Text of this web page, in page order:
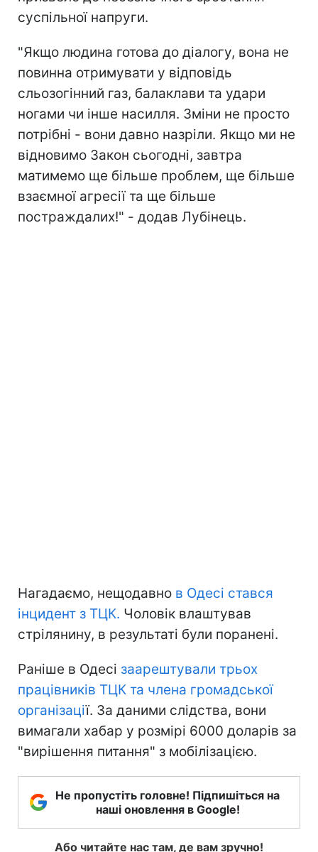
суспільної напруги.
"Якщо людина готова до діалогу, вона не
повинна отримувати у відповідь
сльозогінний газ, балаклави та удари
ногами чи інше насилля. Зміни не просто
потрібні - вони давно назріли. Якщо ми не
відновимо Закон сьогодні, завтра
матимемо ще більше проблем, ще більше
взаємної агресії та ще більше
постраждалих!" - додав Лубінець.
Нагадаємо, нещодавно в Одесі стався
інцидент з ТЦК. Чоловік влаштував
стрілянину, в результаті були поранені.
Раніше в Одесі заарештували трьох
працівників ТЦК та члена громадської
організації. За даними слідства, вони
вимагали хабар у розмірі 6000 доларів за
"вирішення питання" з мобілізацією.
Не пропустіть головне! Підпишіться на
наші оновлення в Google!
Або читайте нас там, де вам зручно!